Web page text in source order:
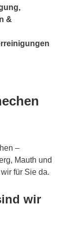
&
–
Mauth und
für Sie da.
wir